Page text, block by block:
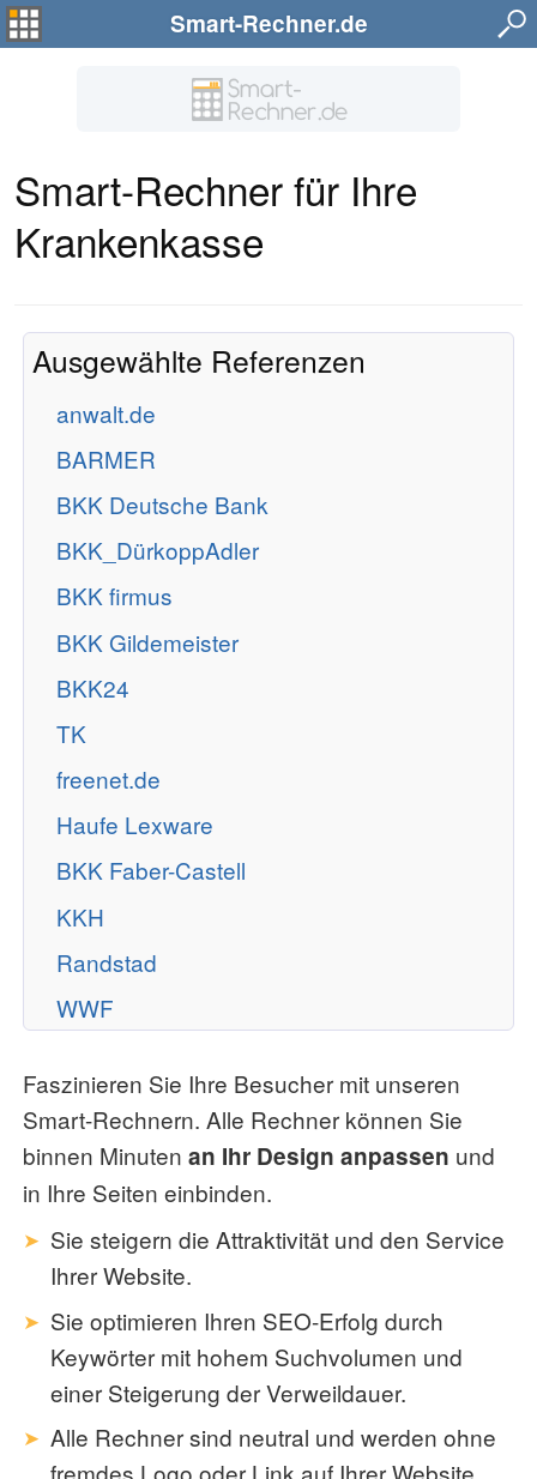
Smart-Rechner.de
Smart-Rechner für Ihre
Krankenkasse
Ausgewählte Referenzen
anwalt.de
BARMER
BKK Deutsche Bank
BKK_DürkoppAdler
BKK firmus
BKK Gildemeister
BKK24
TK
freenet.de
Haufe Lexware
BKK Faber-Castell
KKH
Randstad
WWF
Faszinieren Sie Ihre Besucher mit unseren
Smart-Rechnern. Alle Rechner können Sie
binnen Minuten an Ihr Design anpassen und
in Ihre Seiten einbinden.
Sie steigern die Attraktivität und den Service
Ihrer Website.
Sie optimieren Ihren SEO-Erfolg durch
Keywörter mit hohem Suchvolumen und
einer Steigerung der Verweildauer.
Alle Rechner sind neutral und werden ohne